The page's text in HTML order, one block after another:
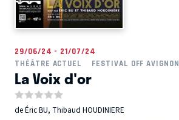
29/06/24 - 21/07/24
THÉÂTRE ACTUEL
FESTIVAL OFF AVIGNON
La Voix d'or
de Éric BU, Thibaud HOUDINIERE